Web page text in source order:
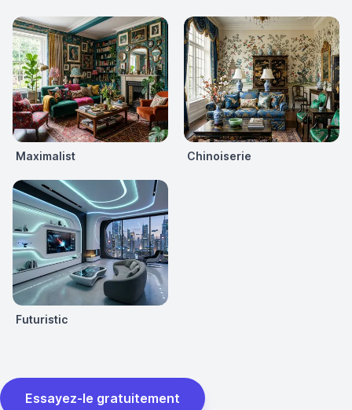
Maximalist Chinoiserie
Futuristic
Essayez-le gratuitement